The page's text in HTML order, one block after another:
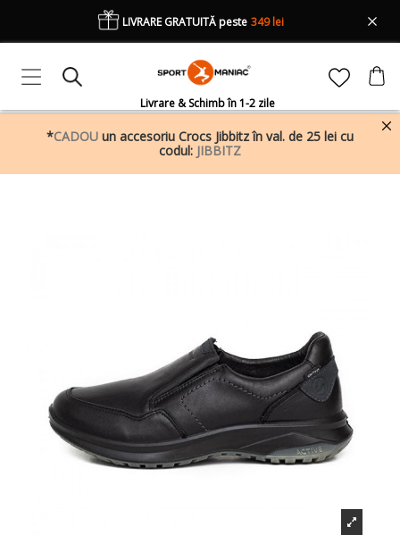
Livrare & Schimb în 1-2 zile
LIVRARE GRATUITĂ peste 349 lei
*CADOU un accesoriu Crocs Jibbitz în val. de 25 lei cu
codul: JIBBITZ